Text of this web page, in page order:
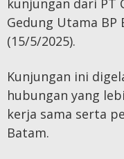
kunjungan dari PT
Gedung Utama BP
(15/5/2025).
Kunjungan ini
hubungan yang
kerja sama serta
Batam.